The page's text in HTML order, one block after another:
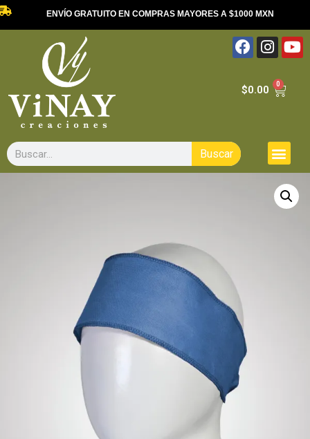
ENVÍO GRATUITO EN COMPRAS MAYORES A $1000 MXN
$0.00 0
Buscar